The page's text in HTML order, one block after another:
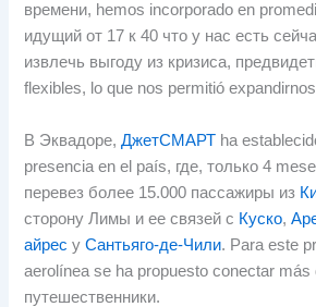
времени, hemos incorporado en
идущий от 17 к 40 что у нас есть
извлечь выгоду из кризиса,
flexibles, lo que nos permitió
В Эквадоре,ДжетСМАРТ ha
presencia en el país, где, только 4
перевез более 15.000 пассажиры из
сторону Лимы и ее связей с Куско,
айрес уСантьяго-де-Чили. Para este
aerolínea se ha propuesto conectar más
путешественники.